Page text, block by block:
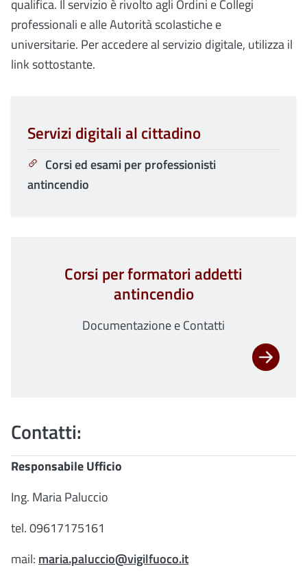
qualifica. Il servizio è rivolto agli Ordini e Collegi
professionali e alle Autorità scolastiche e
universitarie. Per accedere al servizio digitale, utilizza il
link sottostante.
Servizi digitali al cittadino
Corsi ed esami per professionisti
antincendio
Corsi per formatori addetti
antincendio
Documentazione e Contatti
Contatti:
Responsabile Ufficio
Ing. Maria Paluccio
tel. 09617175161
mail: maria.paluccio@vigilfuoco.it